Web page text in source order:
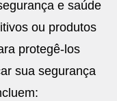
e saúde
ou produtos
protegê-los
sua segurança